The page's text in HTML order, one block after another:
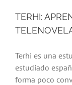
TERHI:
Terhi es una
estudiado
forma poco